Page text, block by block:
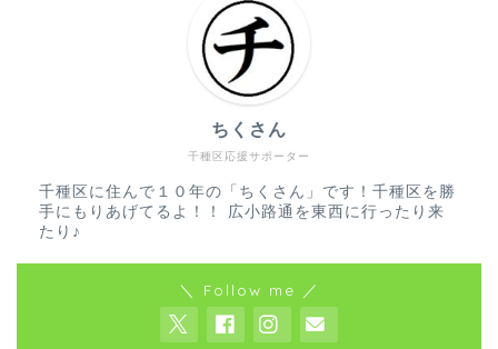
千種区応援サポーター
ちくさん
千種区に住んで１０年の「ちくさん」です！千種区を勝
手にもりあげてるよ！！ 広小路通を東西に行ったり来
たり♪
＼ Follow me ／